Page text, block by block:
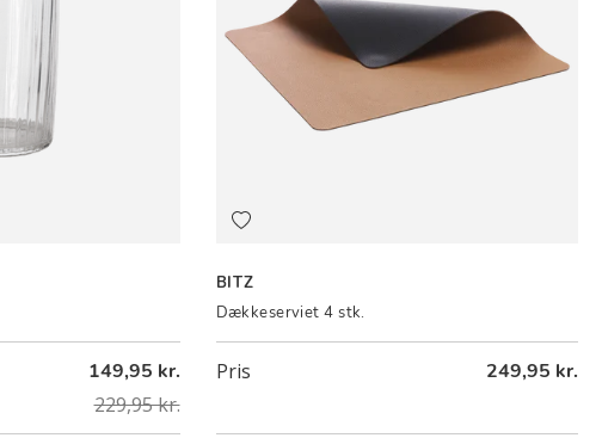
149,95 kr.
229,95 kr.
BITZ
Dækkeserviet 4 stk.
Pris 249,95 kr.